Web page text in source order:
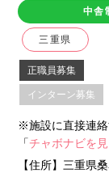
中舎
三重県
正職員募集
インターン募集
※施設に直接連
「チャボナビを
【住所】 三重県